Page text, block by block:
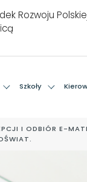
Rozwoju
Szkoły
I ODBIÓR E-